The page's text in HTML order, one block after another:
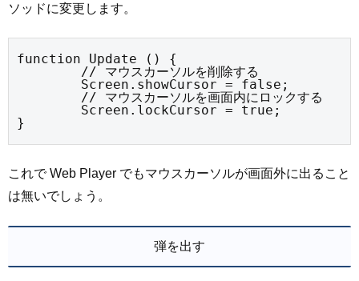
ソッドに変更します。
function Update () {
}
これで Web Player でもマウスカーソルが画面外に出ること
は無いでしょう。
弾を出す